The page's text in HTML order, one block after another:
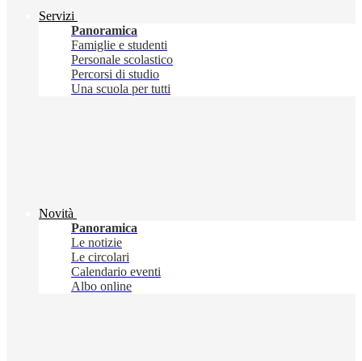
Servizi
Panoramica
Famiglie e studenti
Personale scolastico
Percorsi di studio
Una scuola per tutti
Novità
Panoramica
Le notizie
Le circolari
Calendario eventi
Albo online